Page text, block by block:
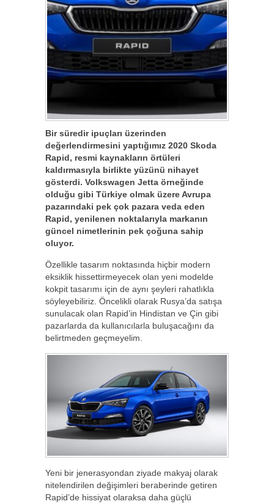
Bir süredir ipuçları üzerinden
değerlendirmesini yaptığımız 2020 Skoda
Rapid, resmi kaynakların örtüleri
kaldırmasıyla birlikte yüzünü nihayet
gösterdi. Volkswagen Jetta örneğinde
olduğu gibi Türkiye olmak üzere Avrupa
pazarındaki pek çok pazara veda eden
Rapid, yenilenen noktalarıyla markanın
güncel nimetlerinin pek çoğuna sahip
oluyor.
Özellikle tasarım noktasında hiçbir modern
eksiklik hissettirmeyecek olan yeni modelde
kokpit tasarımı için de aynı şeyleri rahatlıkla
söyleyebiliriz. Öncelikli olarak Rusya’da satışa
sunulacak olan Rapid’in Hindistan ve Çin gibi
pazarlarda da kullanıcılarla buluşacağını da
belirtmeden geçmeyelim.
Yeni bir jenerasyondan ziyade makyaj olarak
nitelendirilen değişimleri beraberinde getiren
Rapid’de hissiyat olaraksa daha güçlü